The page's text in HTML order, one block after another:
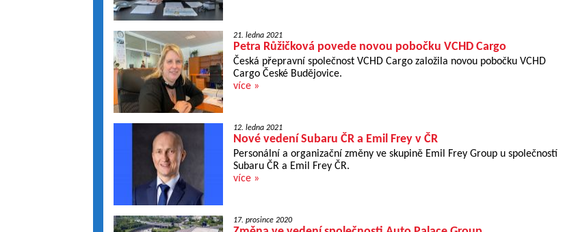
21. ledna 2021
Petra Růžičková povede novou pobočku VCHD Cargo
Česká přepravní společnost VCHD Cargo založila novou pobočku VCHD
Cargo České Budějovice.
více »
12. ledna 2021
Nové vedení Subaru ČR a Emil Frey v ČR
Personální a organizační změny ve skupině Emil Frey Group u společností
Subaru ČR a Emil Frey ČR.
více »
17. prosince 2020